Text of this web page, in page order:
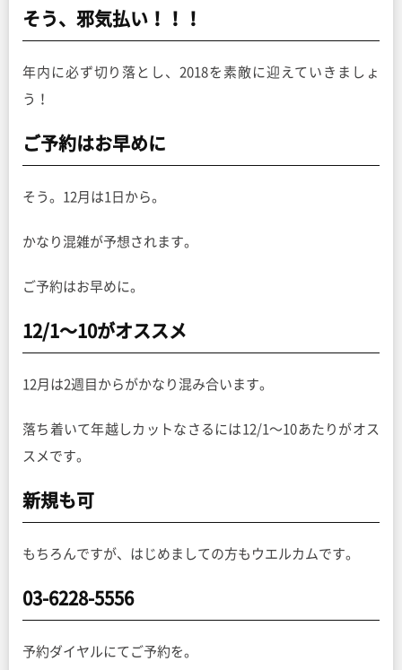
そう、邪気払い！！！
年内に必ず切り落とし、2018を素敵に迎えていきましょ
う！
ご予約はお早めに
そう。12月は1日から。
かなり混雑が予想されます。
ご予約はお早めに。
12/1〜10がオススメ
12月は2週目からがかなり混み合います。
落ち着いて年越しカットなさるには12/1〜10あたりがオス
スメです。
新規も可
もちろんですが、はじめましての方もウエルカムです。
03-6228-5556
予約ダイヤルにてご予約を。